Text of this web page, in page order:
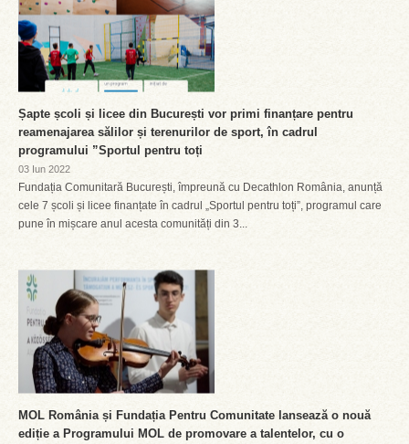
Șapte școli și licee din București vor primi finanțare pentru
reamenajarea sălilor și terenurilor de sport, în cadrul
programului ”Sportul pentru toți
03 Iun 2022
Fundația Comunitară București, împreună cu Decathlon România, anunță
cele 7 școli și licee finanțate în cadrul „Sportul pentru toți”, programul care
pune în mișcare anul acesta comunități din 3...
MOL România și Fundația Pentru Comunitate lansează o nouă
ediție a Programului MOL de promovare a talentelor, cu o